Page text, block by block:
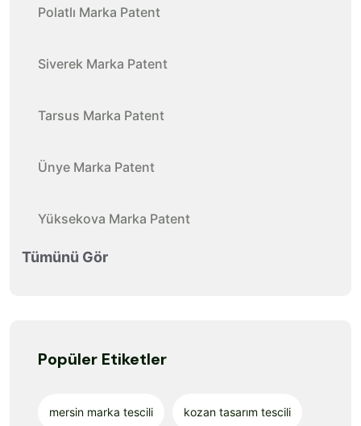
Polatlı Marka Patent
Siverek Marka Patent
Tarsus Marka Patent
Ünye Marka Patent
Yüksekova Marka Patent
Tümünü Gör
Popüler Etiketler
mersin marka tescili kozan tasarım tescili